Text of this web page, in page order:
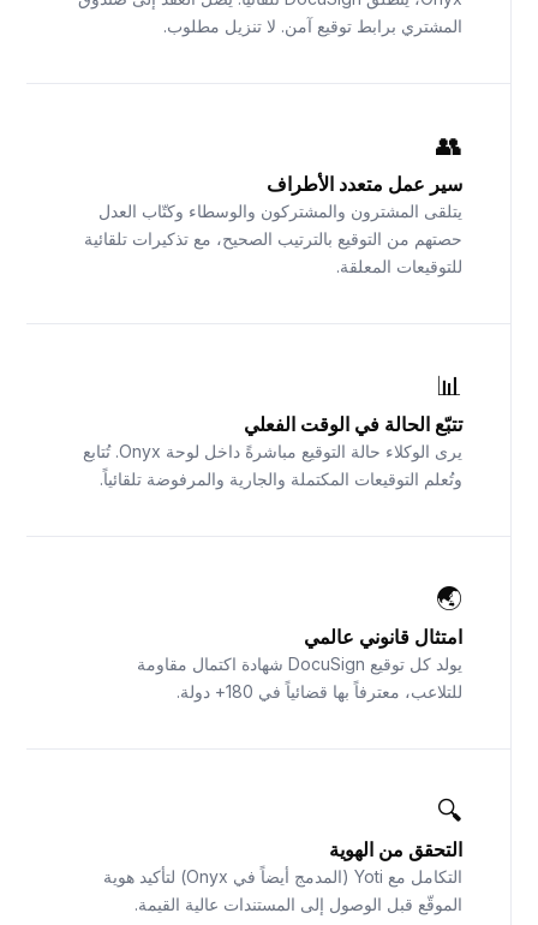
المشتري برابط توقيع آمن. لا تنزيل مطلوب.
👥
سير عمل متعدد الأطراف
يتلقى المشترون والمشتركون والوسطاء وكتّاب العدل
حصتهم من التوقيع بالترتيب الصحيح، مع تذكيرات تلقائية
للتوقيعات المعلقة.
📊
تتبّع الحالة في الوقت الفعلي
يرى الوكلاء حالة التوقيع مباشرةً داخل لوحة Onyx. تُتابع
وتُعلم التوقيعات المكتملة والجارية والمرفوضة تلقائياً.
🌏
امتثال قانوني عالمي
يولد كل توقيع DocuSign شهادة اكتمال مقاومة
للتلاعب، معترفاً بها قضائياً في 180+ دولة.
🔍
التحقق من الهوية
التكامل مع Yoti (المدمج أيضاً في Onyx) لتأكيد هوية
الموقّع قبل الوصول إلى المستندات عالية القيمة.